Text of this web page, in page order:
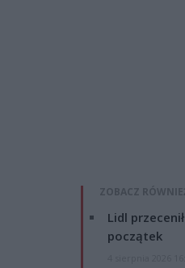
ZOBACZ
Lidl
początek